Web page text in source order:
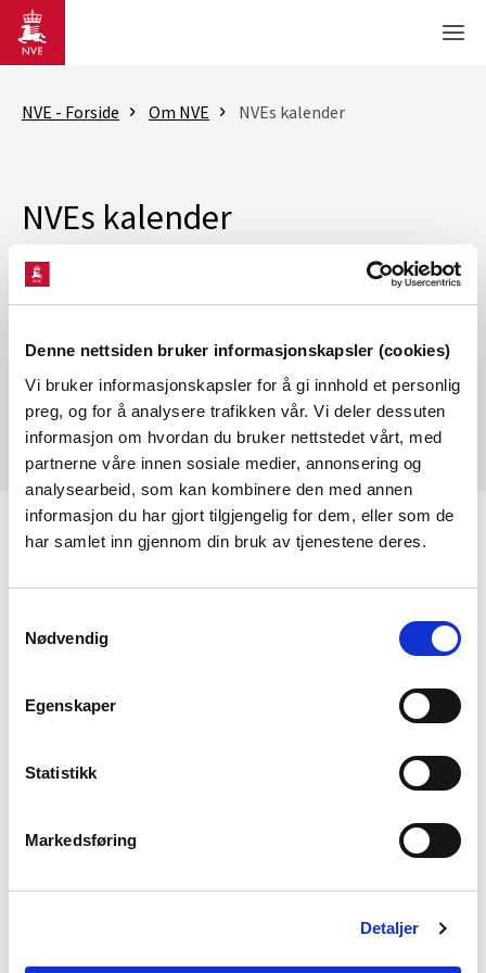
Denne nettsiden bruker informasjonskapsler (cookies)
Vi bruker informasjonskapsler for å gi innhold et personlig
preg, og for å analysere trafikken vår. Vi deler dessuten
informasjon om hvordan du bruker nettstedet vårt, med
partnerne våre innen sosiale medier, annonsering og
analysearbeid, som kan kombinere den med annen
informasjon du har gjort tilgjengelig for dem, eller som de
har samlet inn gjennom din bruk av tjenestene deres.
Nødvendig
Egenskaper
Statistikk
Markedsføring
Detaljer
Gå til hovedinnhold
NVE - Forside Om NVE NVEs kalender
NVEs kalender
Se tidligere arrangementer
KONTAKT OSS
NVEs beredskapsrolle
OM NVE
Høringer